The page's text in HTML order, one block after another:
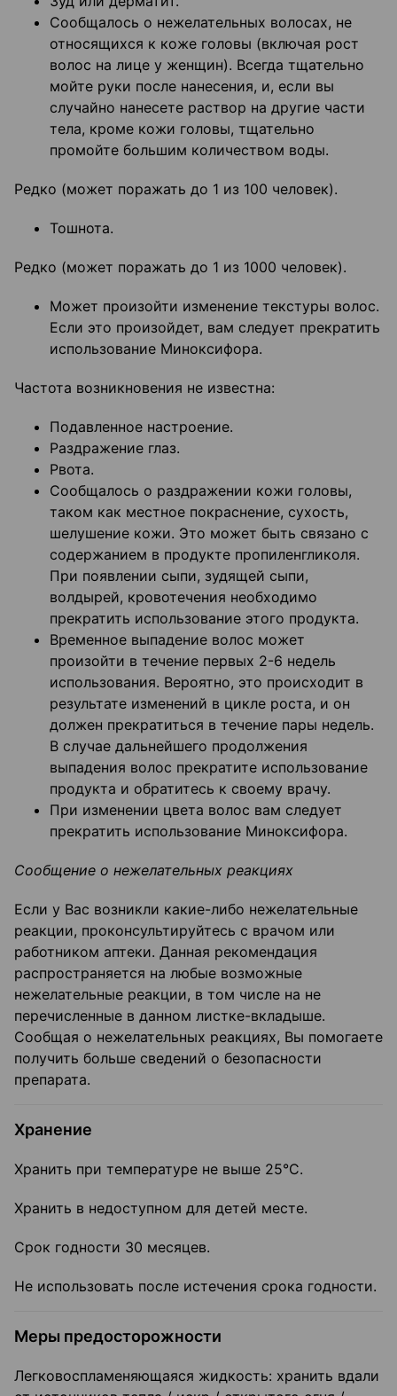
Сообщалось о нежелательных волосах, не
относящихся к коже головы (включая рост
волос на лице у женщин). Всегда тщательно
мойте руки после нанесения, и, если вы
случайно нанесете раствор на другие части
тела, кроме кожи головы, тщательно
промойте большим количеством воды.
Редко (может поражать до 1 из 100 человек).
Тошнота.
Редко (может поражать до 1 из 1000 человек).
Может произойти изменение текстуры волос.
Если это произойдет, вам следует прекратить
использование Миноксифора.
Частота возникновения не известна:
Подавленное настроение.
Раздражение глаз.
Рвота.
Сообщалось о раздражении кожи головы,
таком как местное покраснение, сухость,
шелушение кожи. Это может быть связано с
содержанием в продукте пропиленгликоля.
При появлении сыпи, зудящей сыпи,
волдырей, кровотечения необходимо
прекратить использование этого продукта.
Временное выпадение волос может
произойти в течение первых 2-6 недель
использования. Вероятно, это происходит в
результате изменений в цикле роста, и он
должен прекратиться в течение пары недель.
В случае дальнейшего продолжения
выпадения волос прекратите использование
продукта и обратитесь к своему врачу.
При изменении цвета волос вам следует
прекратить использование Миноксифора.
Сообщение о нежелательных реакциях
Если у Вас возникли какие-либо нежелательные
реакции, проконсультируйтесь с врачом или
работником аптеки. Данная рекомендация
распространяется на любые возможные
нежелательные реакции, в том числе на не
перечисленные в данном листке-вкладыше.
Сообщая о нежелательных реакциях, Вы помогаете
получить больше сведений о безопасности
препарата.
Хранение
Хранить при температуре не выше 25°С.
Хранить в недоступном для детей месте.
Срок годности 30 месяцев.
Не использовать после истечения срока годности.
Меры предосторожности
Легковоспламеняющаяся жидкость: хранить вдали